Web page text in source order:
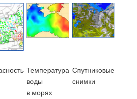
Температура
воды
в морях
Cпутниковые
снимки